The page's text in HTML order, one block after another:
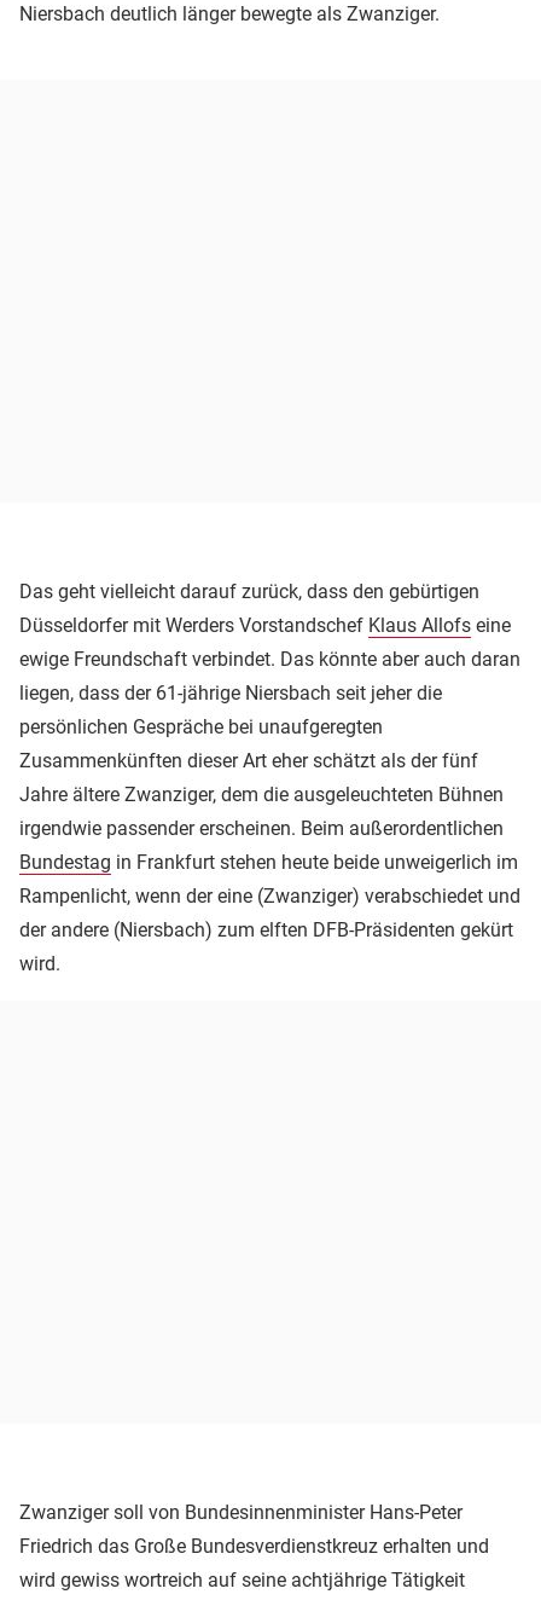
Niersbach deutlich länger bewegte als Zwanziger.
Das geht vielleicht darauf zurück, dass den gebürtigen
Düsseldorfer mit Werders Vorstandschef Klaus Allofs eine
ewige Freundschaft verbindet. Das könnte aber auch daran
liegen, dass der 61-jährige Niersbach seit jeher die
persönlichen Gespräche bei unaufgeregten
Zusammenkünften dieser Art eher schätzt als der fünf
Jahre ältere Zwanziger, dem die ausgeleuchteten Bühnen
irgendwie passender erscheinen. Beim außerordentlichen
Bundestag in Frankfurt stehen heute beide unweigerlich im
Rampenlicht, wenn der eine (Zwanziger) verabschiedet und
der andere (Niersbach) zum elften DFB-Präsidenten gekürt
wird.
Zwanziger soll von Bundesinnenminister Hans-Peter
Friedrich das Große Bundesverdienstkreuz erhalten und
wird gewiss wortreich auf seine achtjährige Tätigkeit